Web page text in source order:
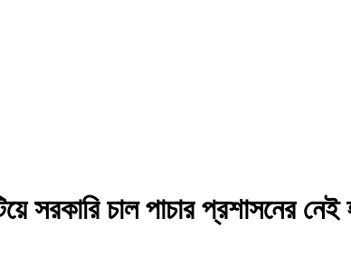
সরকারি চাল পাচার প্রশাসনের